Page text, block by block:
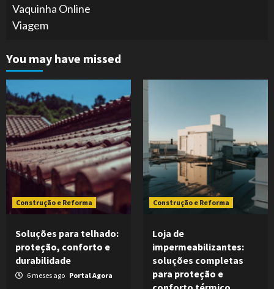
Vaquinha Online
Viagem
You may have missed
Construção e Reforma
Soluções para telhado:
proteção, conforto e
durabilidade
6 meses ago Portal Agora
Construção e Reforma
Loja de
impermeabilizantes:
soluções completas
para proteção e